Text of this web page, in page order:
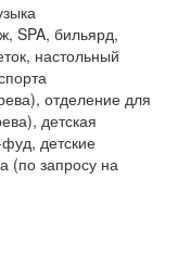
SPA, бильярд,
настольный
отделение для
детская
детские
(по запросу на